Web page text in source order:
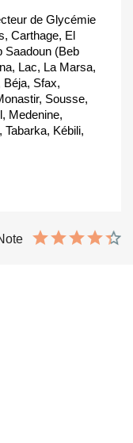
de Glycémie
Carthage, El
Saadoun (Beb
Lac, La Marsa,
Sfax,
Sousse,
Medenine,
Tabarka, Kébili,